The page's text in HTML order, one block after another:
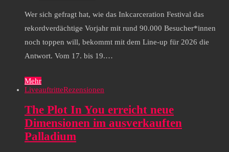
Wer sich gefragt hat, wie das Inkcarceration Festival das
rekordverdächtige Vorjahr mit rund 90.000 Besucher*innen
noch toppen will, bekommt mit dem Line-up für 2026 die
Antwort. Vom 17. bis 19.…
Mehr
LiveauftritteRezensionen
The Plot In You erreicht neue
Dimensionen im ausverkauften
Palladium